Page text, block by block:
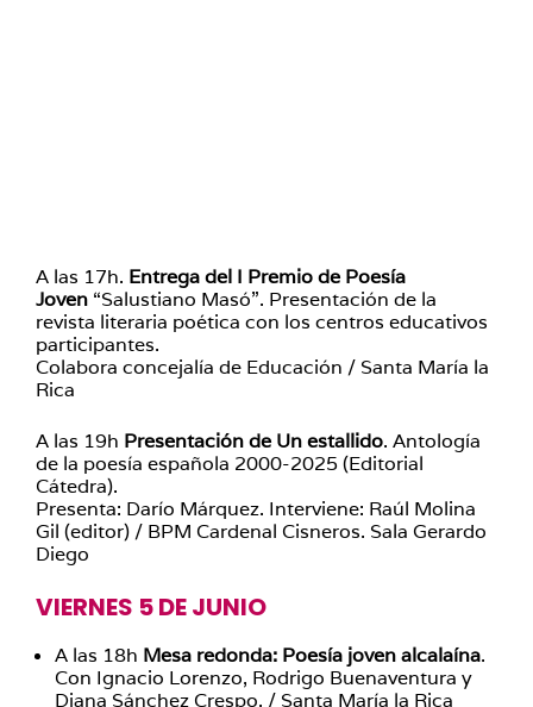
A las 17h. Entrega del I Premio de Poesía
Joven “Salustiano Masó”. Presentación de la
revista literaria poética con los centros educativos
participantes.
Colabora concejalía de Educación / Santa María la
Rica
A las 19h Presentación de Un estallido. Antología
de la poesía española 2000-2025 (Editorial
Cátedra).
Presenta: Darío Márquez. Interviene: Raúl Molina
Gil (editor) / BPM Cardenal Cisneros. Sala Gerardo
Diego
VIERNES 5 DE JUNIO
A las 18h Mesa redonda: Poesía joven alcalaína.
Con Ignacio Lorenzo, Rodrigo Buenaventura y
Diana Sánchez Crespo. / Santa María la Rica